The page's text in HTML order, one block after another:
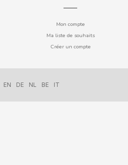
Mon compte
Ma liste de souhaits
Créer un compte
EN DE NL BE IT